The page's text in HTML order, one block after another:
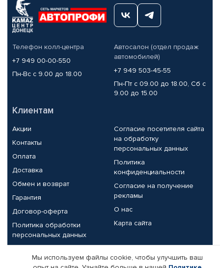
Телефон колл-центра
+7 949 00-00-550
Пн-Вс с 9.00 до 18.00
Автосалон (отдел продаж
автомобилей)
+7 949 503-45-55
Пн-Пт с 09.00 до 18.00, Сб с
9.00 до 15.00
Клиентам
Акции
Контакты
Оплата
Доставка
Обмен и возврат
Гарантия
Договор-оферта
Политика обработки
персональных данных
Согласие посетителя сайта
на обработку
персональных данных
Политика
конфиденциальности
Согласие на получение
рекламы
О нас
Карта сайта
Партнерам
Мы используем файлы cookie, чтобы улучшить ваш